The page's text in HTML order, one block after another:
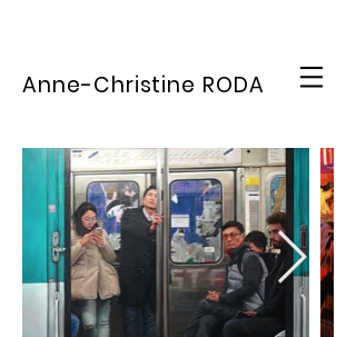
Anne-Christine RODA